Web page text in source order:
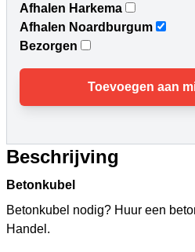
Afhalen Harkema
Afhalen Noardburgum
Bezorgen
Toevoegen aan
Beschrijving
Betonkubel
Betonkubel nodig? Huur een
Handel.